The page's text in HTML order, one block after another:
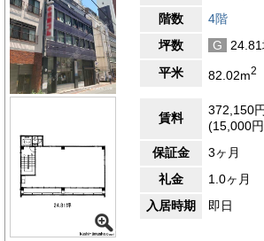
階数
4階
坪数
G
平米
82.02m2
賃料
372,150円
(15,000
保証金
3ヶ月
礼金
1.0ヶ月
入居時期
即日